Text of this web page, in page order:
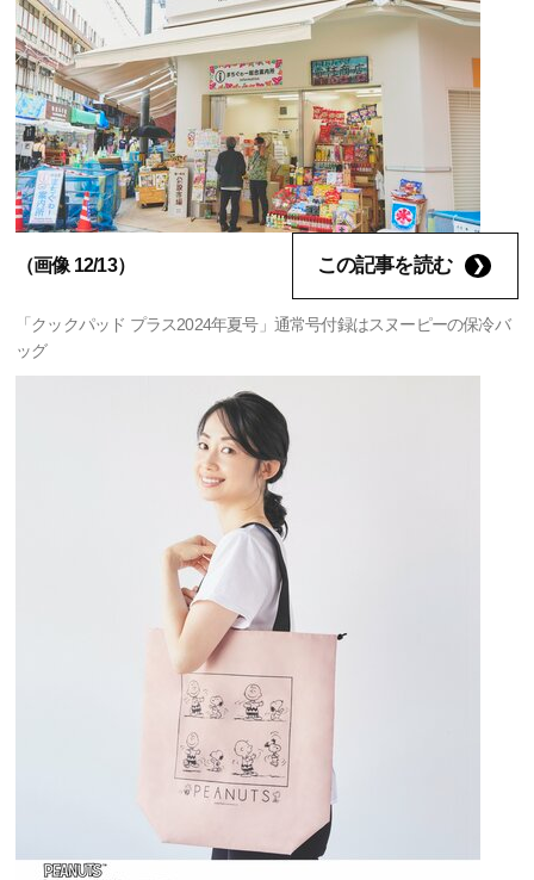
（画像 12/13） この記事を読む
「クックパッド プラス2024年夏号」通常号付録はスヌーピーの保冷バ
ッグ